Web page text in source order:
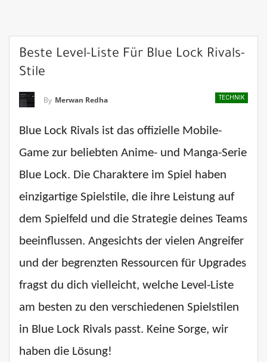
Beste Level-Liste Für Blue Lock Rivals-
Stile
TECHNIK
By Merwan Redha
Blue Lock Rivals ist das offizielle Mobile-
Game zur beliebten Anime- und Manga-Serie
Blue Lock. Die Charaktere im Spiel haben
einzigartige Spielstile, die ihre Leistung auf
dem Spielfeld und die Strategie deines Teams
beeinflussen. Angesichts der vielen Angreifer
und der begrenzten Ressourcen für Upgrades
fragst du dich vielleicht, welche Level-Liste
am besten zu den verschiedenen Spielstilen
in Blue Lock Rivals passt. Keine Sorge, wir
haben die Lösung!